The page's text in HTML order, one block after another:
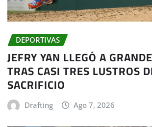
DEPORTIVAS
JEFRY YAN LLEGÓ A
TRAS CASI TRES LUSTROS
SACRIFICIO
Drafting Ago 7, 2026